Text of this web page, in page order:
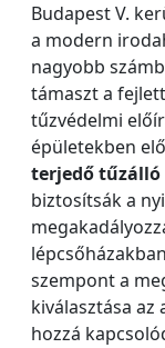
Budapest V.
a modern
nagyobb
támaszt a
tűzvédelmi
épületekben
terjedő tűzálló
biztosítsák a
szempont a
kiválasztása
hozzá